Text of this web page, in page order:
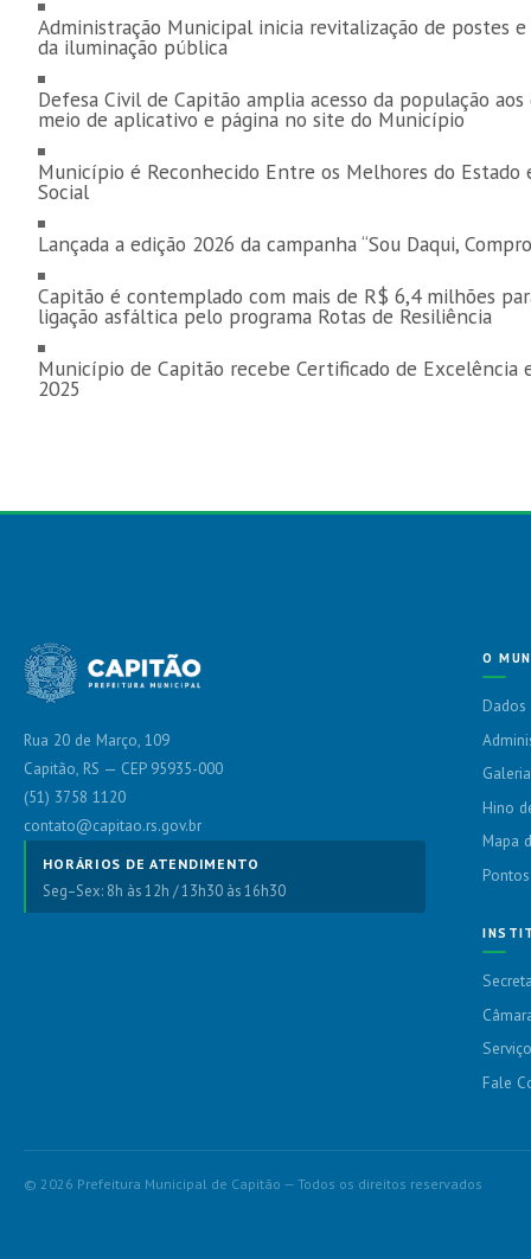
Administração Municipal inicia revitalização de postes
da iluminação pública
Defesa Civil de Capitão amplia acesso da população
meio de aplicativo e página no site do Município
Município é Reconhecido Entre os Melhores do Estado
Social
Lançada a edição 2026 da campanha “Sou Daqui,
Capitão é contemplado com mais de R$ 6,4 milhões
ligação asfáltica pelo programa Rotas de Resiliência
Município de Capitão recebe Certificado de Excelência
2025
Rua 20 de Março, 109
Capitão, RS — CEP 95935-000
(51) 3758 1120
contato@capitao.rs.gov.br
HORÁRIOS DE ATENDIMENTO
Seg–Sex: 8h às 12h / 13h30 às 16h30
O
Hino
Mapa
Fale
© 2026 Prefeitura Municipal de Capitão — Todos os direitos reservados